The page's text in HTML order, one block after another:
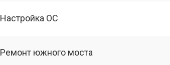
Настройка ОС
Ремонт южного моста